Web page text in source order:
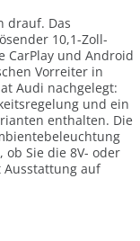
drauf. Das
10,1-Zoll-
CarPlay und Android
Vorreiter in
Audi nachgelegt:
und ein
enthalten. Die
ob Sie die 8V- oder
Ausstattung auf